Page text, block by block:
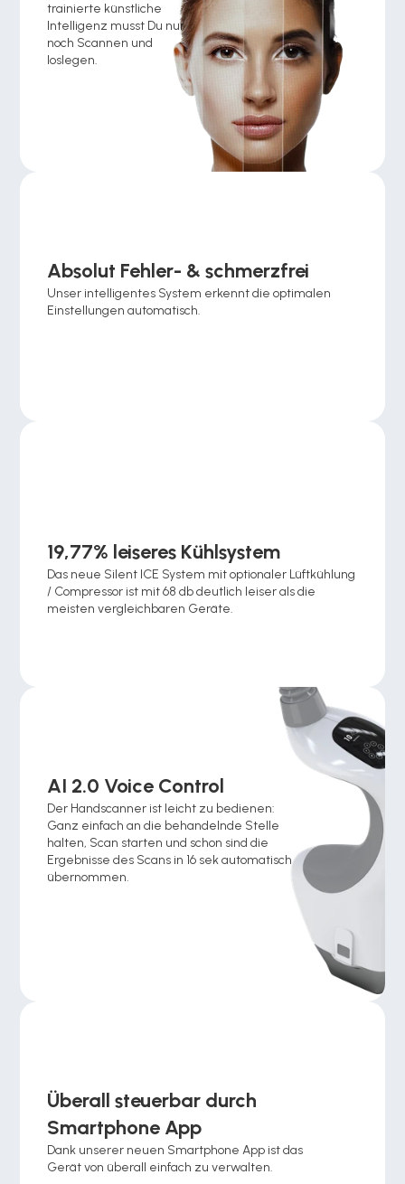
trainierte künstliche
Intelligenz musst Du nur
noch Scannen und
loslegen.
Absolut Fehler- & schmerzfrei
Unser intelligentes System erkennt die optimalen
Einstellungen automatisch.
19,77% leiseres Kühlsystem
Das neue Silent ICE System mit optionaler Lüftkühlung
/ Compressor ist mit 68 db deutlich leiser als die
meisten vergleichbaren Geräte.
AI 2.0 Voice Control
Der Handscanner ist leicht zu bedienen:
Ganz einfach an die behandelnde Stelle
halten, Scan starten und schon sind die
Ergebnisse des Scans in 16 sek automatisch
übernommen.
Überall steuerbar durch
Smartphone App
Dank unserer neuen Smartphone App ist das
Gerät von überall einfach zu verwalten.